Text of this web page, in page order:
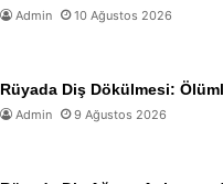
Admin 10 Ağustos 2026
Rüyada Diş Dökülmesi:
Admin 9 Ağustos 2026